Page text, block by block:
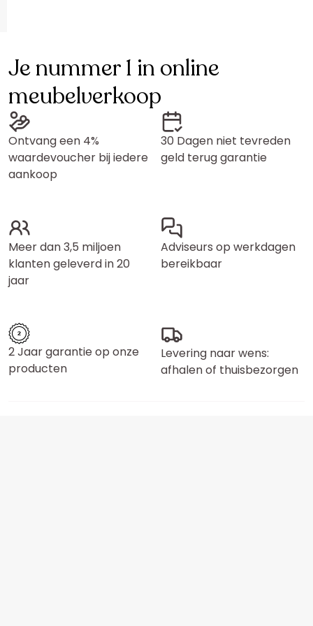
Je nummer 1 in online
meubelverkoop
Ontvang een 4%
waardevoucher bij iedere
aankoop
30 Dagen niet tevreden
geld terug garantie
Meer dan 3,5 miljoen
klanten geleverd in 20
jaar
Adviseurs op werkdagen
bereikbaar
2 Jaar garantie op onze
producten
Levering naar wens:
afhalen of thuisbezorgen